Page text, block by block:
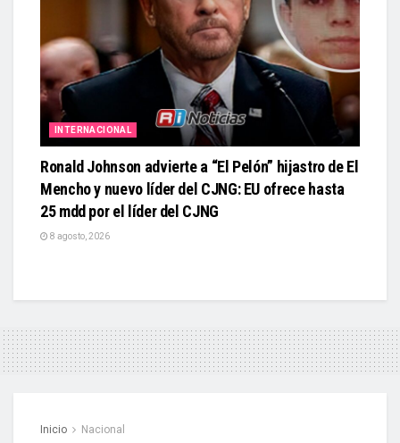
INTERNACIONAL
Ronald Johnson advierte a “El Pelón” hijastro de El
Mencho y nuevo líder del CJNG: EU ofrece hasta
25 mdd por el líder del CJNG
8 agosto, 2026
Inicio Nacional